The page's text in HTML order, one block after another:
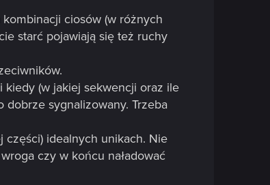
ciosów (w różnych
starć pojawiają się też ruchy
kiedy (w jakiej sekwencji oraz ile
dobrze sygnalizowany. Trzeba
części) idealnych unikach. Nie
czy w końcu naładować